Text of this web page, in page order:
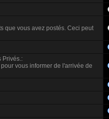
que vous avez postés. Ceci peut
Privés.:
vous informer de l'arrivée de